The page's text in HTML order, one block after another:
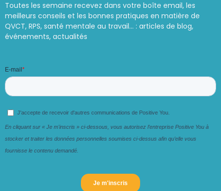
Toutes les semaine recevez dans votre boîte email, les
meilleurs conseils et les bonnes pratiques en matière de
QVCT, RPS, santé mentale au travail… : articles de blog,
événements, actualités